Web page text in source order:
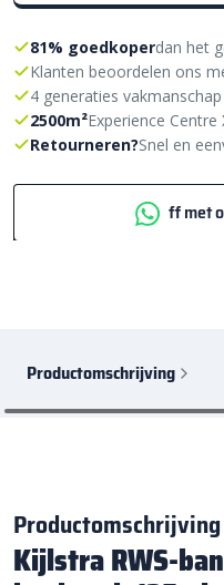
81% goedkoperdan het
Klanten beoordelen ons
4 generaties
2500m²Experience Centre
Retourneren?Snel en
ff met
Productomschrijving
Productomschrijving
Kijlstra RWS-